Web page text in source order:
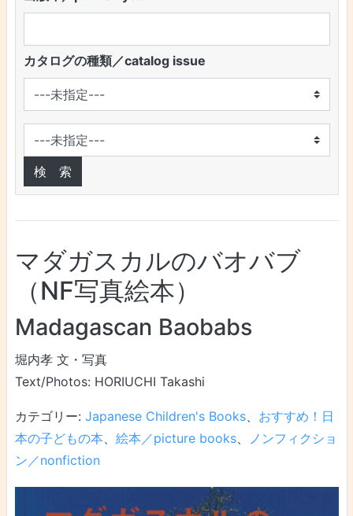
カタログの種類／catalog issue
マダガスカルのバオバブ
（NF写真絵本）
Madagascan Baobabs
堀内孝 文・写真
Text/Photos: HORIUCHI Takashi
カテゴリー: Japanese Children's Books、 おすすめ！日
本の子どもの本、 絵本／picture books、
ノンフィクショ
ン／nonfiction